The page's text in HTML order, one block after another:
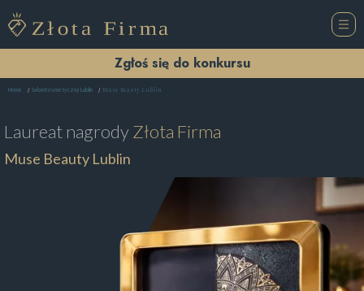
Zgłoś się do konkursu
Home Salon Kosmetyczny Lublin Muse Beauty Lublin
Laureat nagrodyZłota Firma
Muse Beauty Lublin